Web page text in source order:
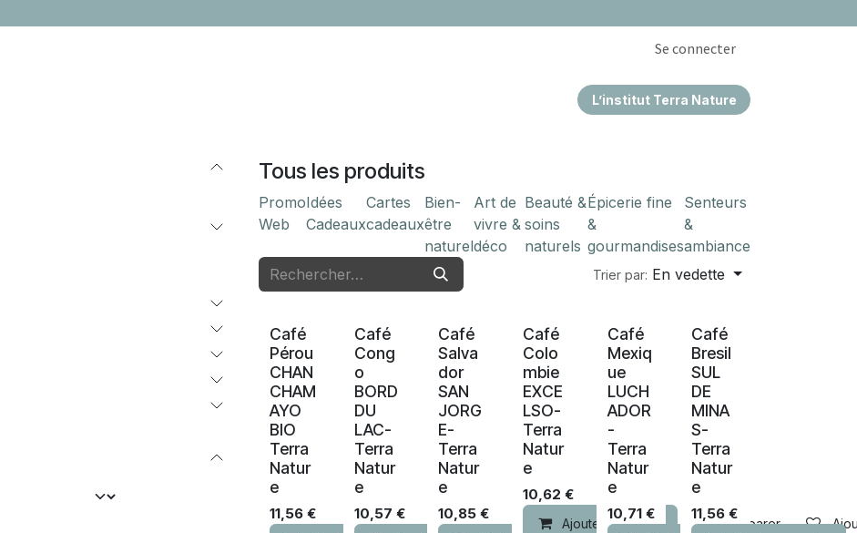
Se connecter
L’institut Terra Nature
Tous les produits
Promo
Web
Idées‎
Cadeaux‎
Cartes
cadeaux
Bien-
être
naturel
Art de
vivre &
déco
Beauté &
soins
naturels
Épicerie fine
&
gourmandises
Senteurs
&
ambiance
Trier par: En vedette
Nouveau !
Café
Pérou
CHAN
CHAM
AYO
BIO
Terra
Natur
e
11,56 €
Nouveau !
Café
Cong
o
BORD
DU
LAC-
Terra
Natur
e
10,57 €
Nouveau !
Café
Salva
dor
SAN
JORG
E-
Terra
Natur
e
10,85 €
Nouveau !
Café
Colo
mbie
EXCE
LSO-
Terra
Natur
e
10,62 €
Ajouter au panier Comparer
Nouveau !
Café
Mexiq
ue
LUCH
ADOR
-
Terra
Natur
e
10,71€
Nouveau !
Café
Bresil
SUL
DE
MINA
S-
Terra
Natur
e
11,56 €